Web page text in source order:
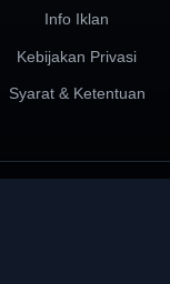
Info Iklan
Kebijakan Privasi
Syarat & Ketentuan